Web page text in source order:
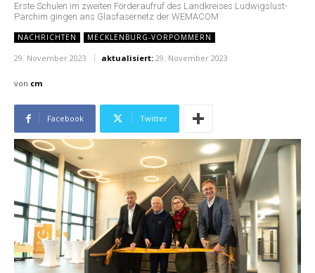
Erste Schulen im zweiten Förderaufruf des Landkreises Ludwigslust-
Parchim gingen ans Glasfasernetz der WEMACOM
NACHRICHTEN MECKLENBURG-VORPOMMERN
29. November 2023 aktualisiert: 29. November 2023
von cm
Facebook Twitter